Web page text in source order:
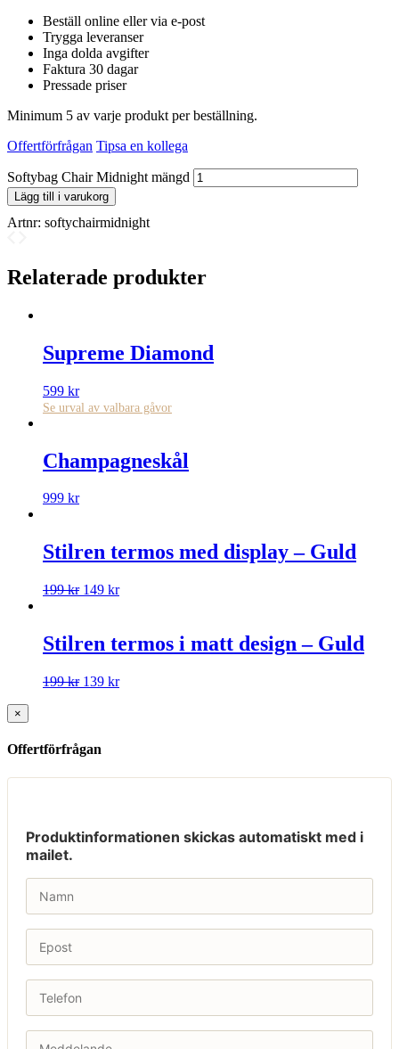
Beställ online eller via e-post
Trygga leveranser
Inga dolda avgifter
Faktura 30 dagar
Pressade priser
Minimum 5 av varje produkt per beställning.
Offertförfrågan Tipsa en kollega
Softybag Chair Midnight mängd
Lägg till i varukorg
Artnr: softychairmidnight
Relaterade produkter
Supreme Diamond
599 kr
Se urval av valbara gåvor
Champagneskål
999 kr
Stilren termos med display – Guld
199kr 149 kr
Stilren termos i matt design – Guld
199kr 139 kr
×
Offertförfrågan
Produktinformationen skickas automatiskt med i
mailet.